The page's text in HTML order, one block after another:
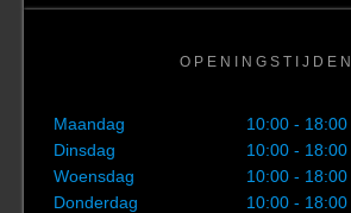
OPENINGSTIJDEN
Maandag
10:00 - 18:00
Dinsdag
10:00 - 18:00
Woensdag
10:00 - 18:00
Donderdag
10:00 - 18:00